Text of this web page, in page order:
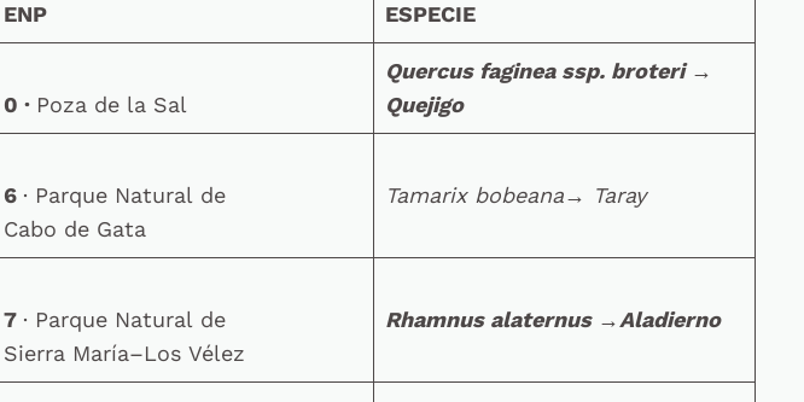
ENP ESPECIE
0 · Poza de la Sal
Quercus faginea ssp. broteri →
Quejigo
6 · Parque Natural de
Cabo de Gata
Tamarix bobeana→ Taray
7 · Parque Natural de
Sierra María–Los Vélez
Rhamnus alaternus →Aladierno